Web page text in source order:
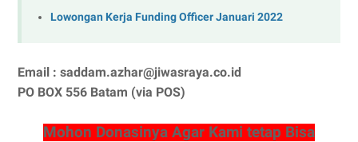
Lowongan Kerja Funding Officer Januari 2022
Email : saddam.azhar@jiwasraya.co.id
PO BOX 556 Batam (via POS)
Mohon Donasinya Agar Kami tetap Bisa